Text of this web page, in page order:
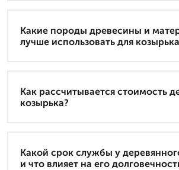
Какие породы древесины и
лучше использовать для
Как рассчитывается стоимость
козырька?
Какой срок службы у
и что влияет на его